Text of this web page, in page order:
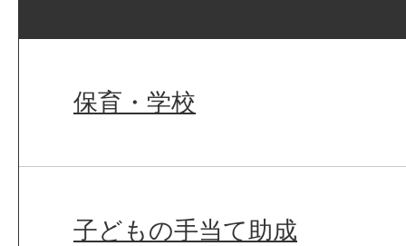
保育・学校
子どもの手当て助成